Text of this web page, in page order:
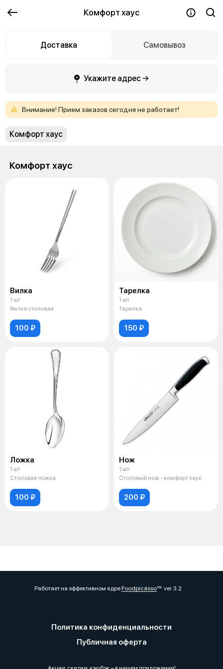
Комфорт хаус
Доставка Самовывоз
Укажите адрес →
Внимание! Прием заказов сегодня не работает!
Комфорт хаус
Комфорт хаус
Вилка
1 шт
Вилка столовая
100 ₽
Тарелка
1 шт
Тарелка
150 ₽
Ложка
1 шт
Столовая ложка
100 ₽
Нож
1 шт
Столовый нож - комфорт хаус
200 ₽
Работает на эффективном ядреFoodpicássover. 3.2
Политика конфиденциальности
Публичная оферта